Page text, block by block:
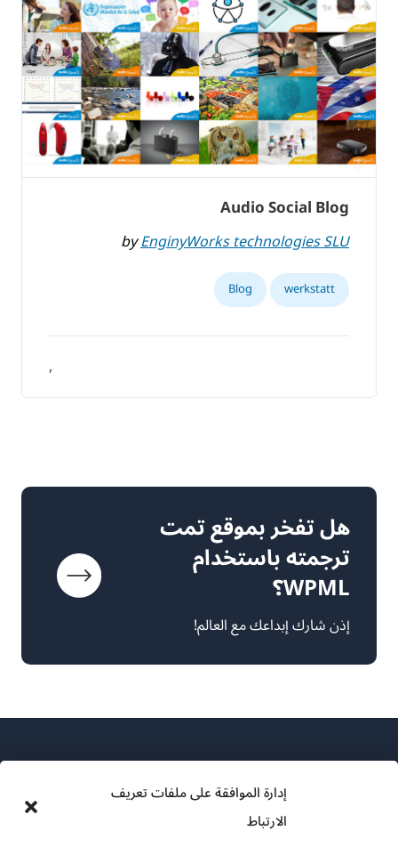
إدارة الموافقة على ملفات تعريف
الارتباط
Audio Social Blog
byEnginyWorks technologies SLU
werkstatt
Blog
,
هل تفخر بموقع تمت
ترجمته باستخدام
WPML؟
إذن شارك إبداعك مع العالم!